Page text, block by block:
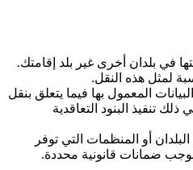
في بلدان أخرى غير بلد إقامتك.
لمثل هذه النقل.
المعمول بها فيما يتعلق بنقل
ذلك تنفيذ البنود التعاقدية
أو المنظمات التي توفر
ضمانات قانونية محددة.